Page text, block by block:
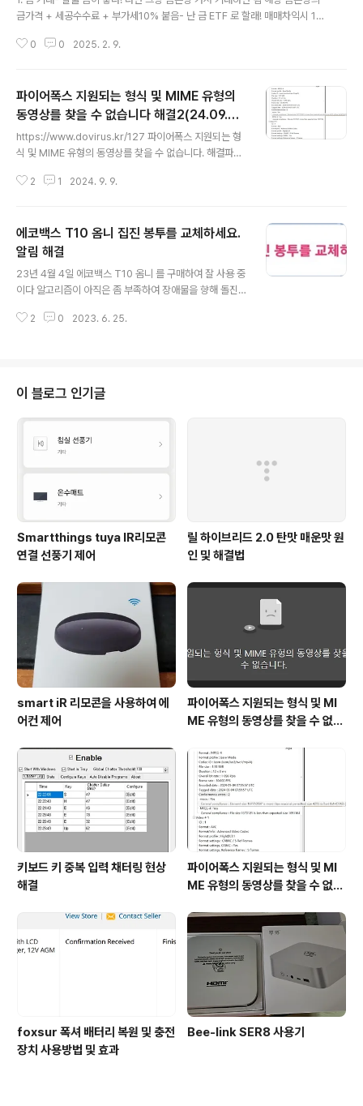
IRP는... 없다 그런거 해지 뿐이... 손해는 없지만 이득은? 600만원 ..
금가격 + 세공수수료 + 부가세10% 붙음- 난 금 ETF 로 할래! 매매차익시 15.
면 차익에 대해서 면세임 무조건 krx거래소 금현물계좌로 거래 해야 함- 단, 연
내상장 해외ETF 들의 배당금(분배금)이 올해부터 15% 원천징수로 바뀌었음.
일반계좌는 어차피 낼 세금이니 전혀 차이가 없지만 연금계좌에서는 상황이 달
라졌음 배당세팅 해놓은 사람들 배당금 100만 들어와서 재투자 할 수 ..
0 0 2025. 2. 9.
파이어폭스 지원되는 형식 및 MIME 유형의
동영상를 찾을 수 없습니다 해결2(24.09.0
9)
https://www.dovirus.kr/127 파이어폭스 지원되는 형
식 및 MIME 유형의 동영상를 찾을 수 없습니다. 해결파이
경우가 있다 다운로드를 받아서 봐도 잘 보이고 mime 설
에 대해서 기술 하였는데추가적으로 더 발견하고 해결한
상황에 대해서 서술해 보고자 한다. 지금까지 발견한 경우
는 2가지인데1. mp4 파일이 깨진 경우답 없다.크로미움계
열에서는 영상을 자체적으로 fix하여 재생을 하는 것 같지
만파이어폭스는 자체적으로 코덱을 재생할 능력이 없어서
cisco 에서 무료로 제공한 코덱을 사용하는데코덱의 한계
2 1 2024. 9. 9.
에코백스 T10 옴니 집진 봉투를 교체하세요.
알림 해결
23년 4월 4일 에코백스 T10 옴니 를 구매하여 잘 사용 중
이다 알고리즘이 아직은 좀 부족하여 장애물을 향해 돌진
의지를 보여주는 점을 빼고는 만족하며 사용 중인데 며칠
그마한 집에 2달치 먼지가 얼마나 되겠나 싶은데... 그래서
일단 호환 집진 봉투를 주문하여 교체를 하였는데 알람이
안사라진다???? 어?? 더스트백(집진봉투)이 속도 많이 비
어있을 뿐더러 이런 상태면 1년도 더 쓸 것 같은데 교체하
라고 해서 교체한것도 짜증나는데 사라지지 않으니 갑자기
짜증이 살짝 났지만 아 그..
2 0 2023. 6. 25.
이 블로그 인기글
Smartthings tuya IR리모콘
연결 선풍기 제어
릴 하이브리드 2.0 탄맛 매운맛 원
인 및 해결법
smart iR 리모콘을 사용하여 에
어컨 제어
파이어폭스 지원되는 형식 및 MI
ME 유형의 동영상를 찾을 수 없습
키보드 키 중복 입력 채터링 현상
해결
파이어폭스 지원되는 형식 및 MI
ME 유형의 동영상를 찾을 수 없습
foxsur 폭셔 배터리 복원 및 충전
장치 사용방법 및 효과
Bee-link SER8 사용기